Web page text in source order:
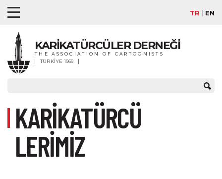
TR EN
KARİKATÜRCÜLER DERNEĞİ
THE ASSOCIATION OF CARTOONISTS
TÜRKİYE 1969
KARİKATÜRCÜ
LERİMİZ